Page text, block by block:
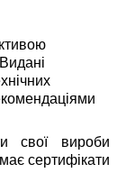
свої вироби
сертифікати